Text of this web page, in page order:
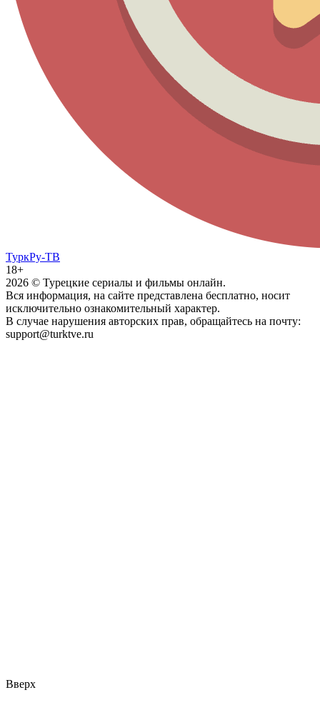
ТуркРу-ТВ
18+
2026 © Турецкие сериалы и фильмы онлайн.
Вся информация, на сайте представлена бесплатно, носит
исключительно ознакомительный характер.
В случае нарушения авторских прав, обращайтесь на почту:
support@turktve.ru
Вверх